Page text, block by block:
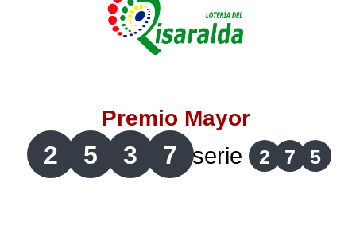
Lotería de Risaralda
Lotería de Santander
Lotería del Cauca
Premio Mayor
2 5 3 7 serie 2 7 5